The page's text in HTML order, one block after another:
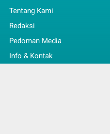
Tentang Kami
Redaksi
Pedoman Media
Info & Kontak